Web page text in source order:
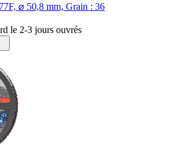
⌀ 50,8 mm, Grain : 36
le 2-3 jours ouvrés